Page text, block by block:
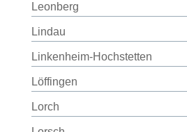
Leonberg
Lindau
Linkenheim-Hochstetten
Löffingen
Lorch